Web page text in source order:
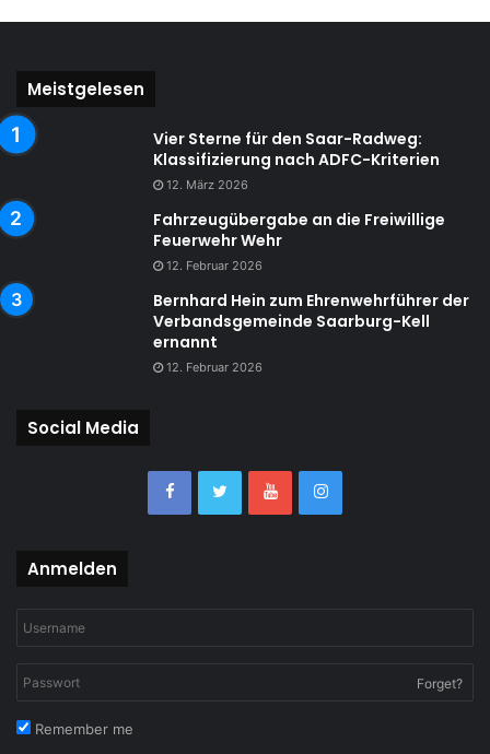
Meistgelesen
Vier Sterne für den Saar-Radweg:
Klassifizierung nach ADFC-Kriterien
12. März 2026
Fahrzeugübergabe an die Freiwillige
Feuerwehr Wehr
12. Februar 2026
Bernhard Hein zum Ehrenwehrführer der
Verbandsgemeinde Saarburg-Kell
ernannt
12. Februar 2026
Social Media
Anmelden
Forget?
Remember me